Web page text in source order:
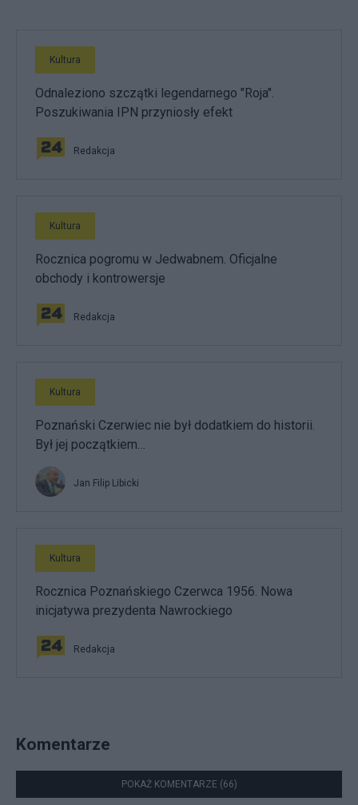
Kultura
Odnaleziono szczątki legendarnego "Roja".
Poszukiwania IPN przyniosły efekt
Redakcja
Kultura
Rocznica pogromu w Jedwabnem. Oficjalne
obchody i kontrowersje
Redakcja
Kultura
Poznański Czerwiec nie był dodatkiem do historii.
Był jej początkiem…
Jan Filip Libicki
Kultura
Rocznica Poznańskiego Czerwca 1956. Nowa
inicjatywa prezydenta Nawrockiego
Redakcja
Komentarze
POKAŻ KOMENTARZE (66)